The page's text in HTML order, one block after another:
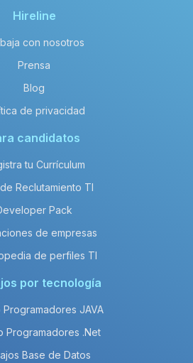
Hireline
con nosotros
Prensa
Blog
de privacidad
candidatos
tu Currículum
Reclutamiento TI
Pack
de empresas
de perfiles TI
por tecnología
Programadores JAVA
Programadores .Net
Base de Datos